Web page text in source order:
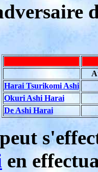
Harai Tsurikomi Ashi
Okuri Ashi Harai
De Ashi Harai
peut
en